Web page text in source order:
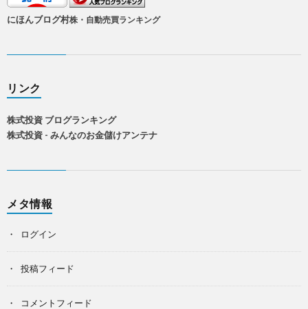
にほんブログ村株・自動売買ランキング
リンク
株式投資 ブログランキング
株式投資 - みんなのお金儲けアンテナ
メタ情報
ログイン
投稿フィード
コメントフィード